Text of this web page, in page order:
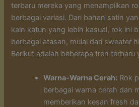
terbaru mereka yang menampilkan
berbagai variasi. Dari bahan satin
kain katun yang lebih kasual, rok ini
berbagai atasan, mulai dari sweater
Berikut adalah beberapa tren terbaru
Warna-Warna Cerah: Rok
berbagai warna cerah dan
memberikan kesan fresh